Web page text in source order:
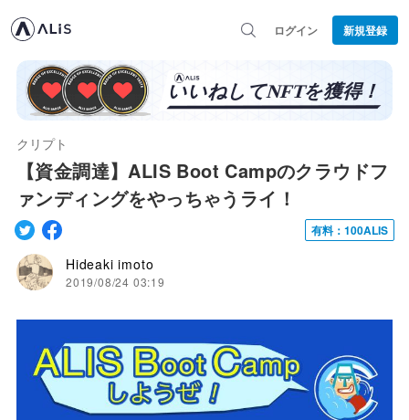
ログイン 新規登録
クリプト
【資金調達】ALIS Boot Campのクラウドフ
ァンディングをやっちゃうライ！
有料：100ALIS
Hideaki imoto
2019/08/24 03:19